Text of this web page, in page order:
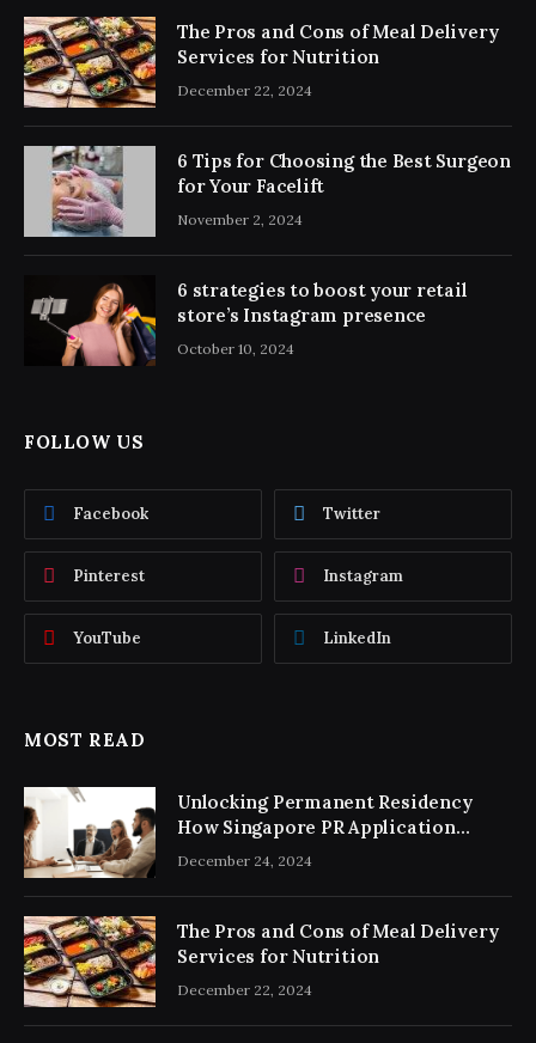
The Pros and Cons of Meal Delivery
Services for Nutrition
December 22, 2024
6 Tips for Choosing the Best Surgeon
for Your Facelift
November 2, 2024
6 strategies to boost your retail
store’s Instagram presence
October 10, 2024
FOLLOW US
Facebook Twitter
Pinterest Instagram
YouTube LinkedIn
MOST READ
Unlocking Permanent Residency
How Singapore PR Application
Consultancy Simplifies the Process
December 24, 2024
The Pros and Cons of Meal Delivery
Services for Nutrition
December 22, 2024